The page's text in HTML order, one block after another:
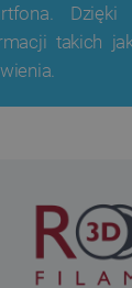
takich